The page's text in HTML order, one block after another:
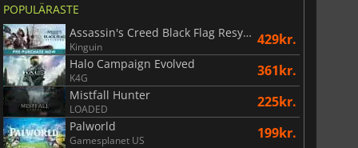
POPULÄRASTE
Assassin's Creed Black Flag Resynced
Kinguin 429kr.
Halo Campaign Evolved
K4G 361kr.
Mistfall Hunter
LOADED 225kr.
Palworld
Gamesplanet US 199kr.